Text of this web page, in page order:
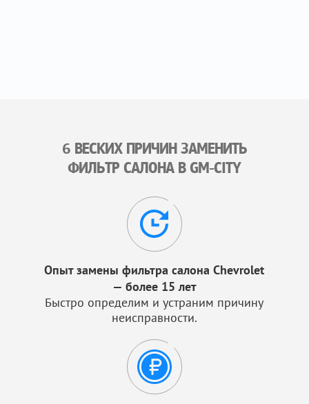
6 ВЕСКИХ ПРИЧИН ЗАМЕНИТЬ
ФИЛЬТР САЛОНА В GM-CITY
Опыт замены фильтра салона Chevrolet
— более 15 лет
Быстро определим и устраним причину
неисправности.